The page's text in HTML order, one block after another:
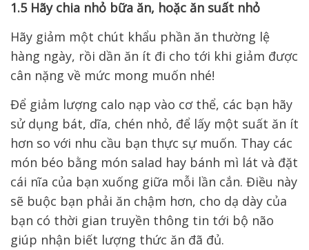
1.5 Hãy chia nhỏ bữa ăn, hoặc ăn suất nhỏ
Hãy giảm một chút khẩu phần ăn thường lệ
hàng ngày, rồi dần ăn ít đi cho tới khi giảm được
cân nặng về mức mong muốn nhé!
Để giảm lượng calo nạp vào cơ thể, các bạn hãy
sử dụng bát, dĩa, chén nhỏ, để lấy một suất ăn ít
hơn so với nhu cầu bạn thực sự muốn. Thay các
món béo bằng món salad hay bánh mì lát và đặt
cái nĩa của bạn xuống giữa mỗi lần cắn. Điều này
sẽ buộc bạn phải ăn chậm hơn, cho dạ dày của
bạn có thời gian truyền thông tin tới bộ não
giúp nhận biết lượng thức ăn đã đủ.